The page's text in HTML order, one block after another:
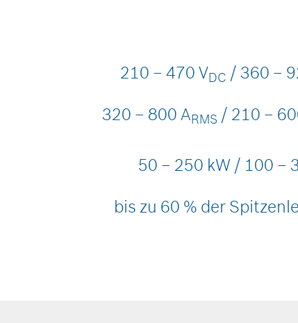
210 – 470 VDC / 360 –
320 – 800 ARMS / 210 –
50 – 250 kW / 100 –
bis zu 60 % der